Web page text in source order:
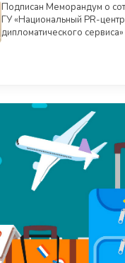
Подписан Меморандум о
ГУ «Национальный PR-
дипломатического сервиса»